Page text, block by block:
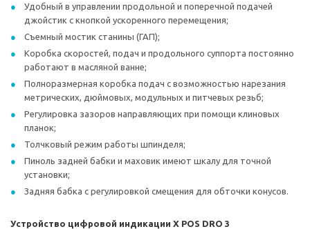
Удобный в управлении продольной и поперечной подачей
джойстик с кнопкой ускоренного перемещения;
Съемный мостик станины (ГАП);
Коробка скоростей, подач и продольного суппорта постоянно
работают в масляной ванне;
Полноразмерная коробка подач с возможностью нарезания
метрических, дюймовых, модульных и питчевых резьб;
Регулировка зазоров направляющих при помощи клиновых
планок;
Толчковый режим работы шпинделя;
Пиноль задней бабки и маховик имеют шкалу для точной
установки;
Задняя бабка с регулировкой смещения для обточки конусов.
Устройство цифровой индикации X POS DRO 3